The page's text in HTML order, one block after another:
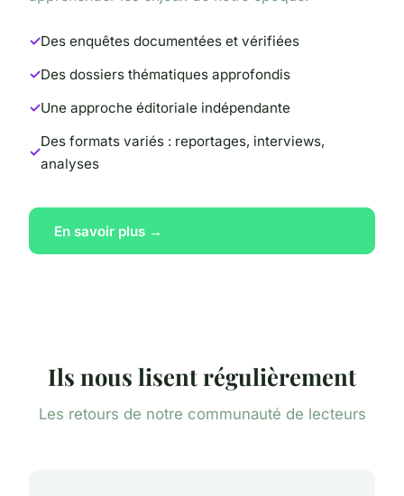
Des enquêtes documentées et vérifiées
Des dossiers thématiques approfondis
Une approche éditoriale indépendante
Des formats variés : reportages, interviews,
analyses
En savoir plus →
Ils nous lisent régulièrement
Les retours de notre communauté de lecteurs